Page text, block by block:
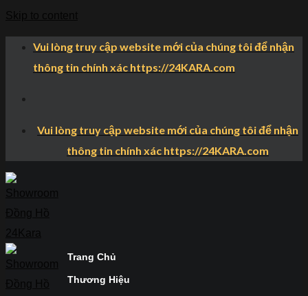
Vui lòng truy cập website mới của chúng tôi để nhận
thông tin chính xác https://24KARA.com
Vui lòng truy cập website mới của chúng tôi để nhận
thông tin chính xác https://24KARA.com
Trang Chủ
Thương Hiệu